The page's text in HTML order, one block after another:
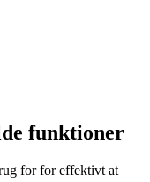
funktioner
for for effektivt at